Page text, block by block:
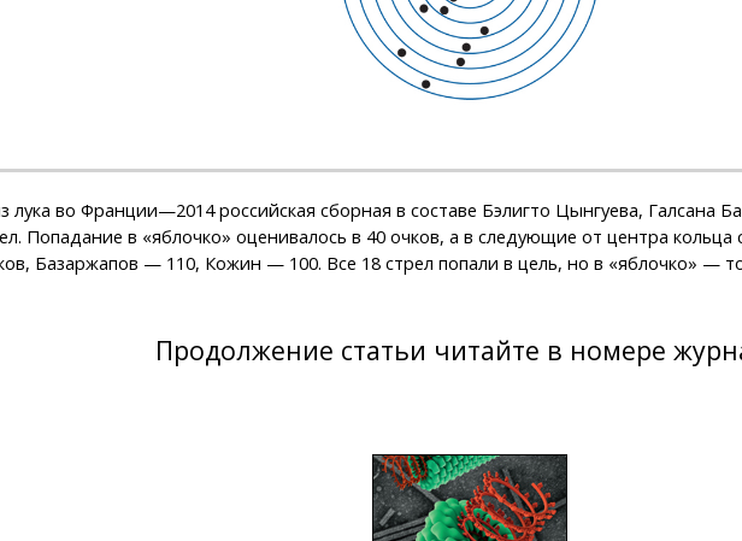
лука во Франции—2014 российская сборная в составе Бэлигто Цынгуева, Галсана
Попадание в «яблочко» оценивалось в 40 очков, а в следующие от центра кольца
Базаржапов — 110, Кожин — 100. Все 18 стрел попали в цель, но в «яблочко» —
Продолжение статьи читайте в номере